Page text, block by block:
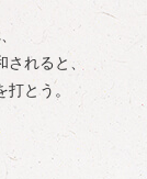
れると、
とう。